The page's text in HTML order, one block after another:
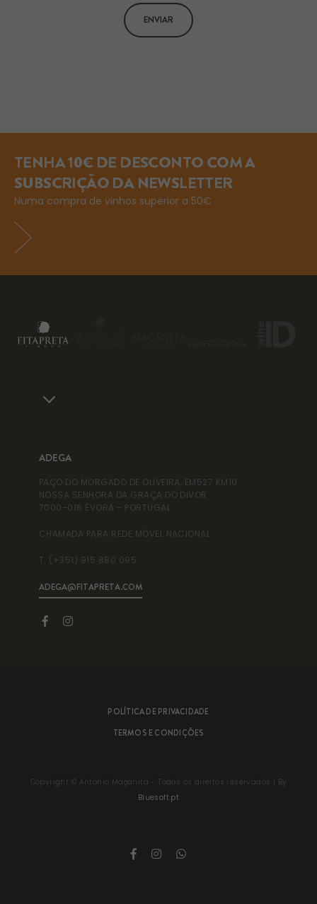
ENVIAR
TENHA 10€ DE DESCONTO COM A
SUBSCRIÇÃO DA NEWSLETTER
Numa compra de vinhos superior a 50€
ADEGA
PAÇO DO MORGADO DE OLIVEIRA, EM527 KM10
NOSSA SENHORA DA GRAÇA DO DIVOR
7000-016 ÉVORA - PORTUGAL
CHAMADA PARA REDE MÓVEL NACIONAL
T. (+351) 915 880 095
ADEGA@FITAPRETA.COM
POLÍTICA DE PRIVACIDADE
TERMOS E CONDIÇÕES
Copyright © António Maçanita - Todos os direitos reservados | By
Bluesoft.pt